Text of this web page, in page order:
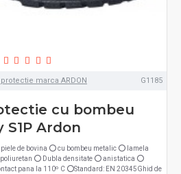
marca ARDON G1185
cu bombeu
Ardon
de bovina ⭕ cu bombeu metalic ⭕ lamela
⭕ Dubla densitate ⭕ anistatica ⭕
pana la 110º C ⭕Standard: EN 20345Ghid de